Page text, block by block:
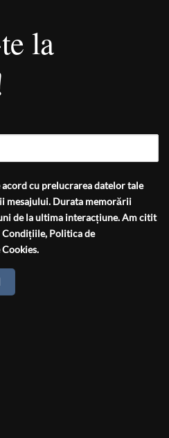
la
cu prelucrarea datelor tale
mesajului. Durata memorării
de la ultima interacțiune. Am citit
Condițiile, Politica de
.